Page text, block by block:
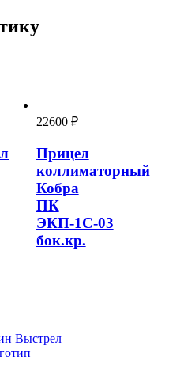
22600 ₽
Прицел
коллиматорный
Кобра
ПК
ЭКП-1С-03
бок.кр.